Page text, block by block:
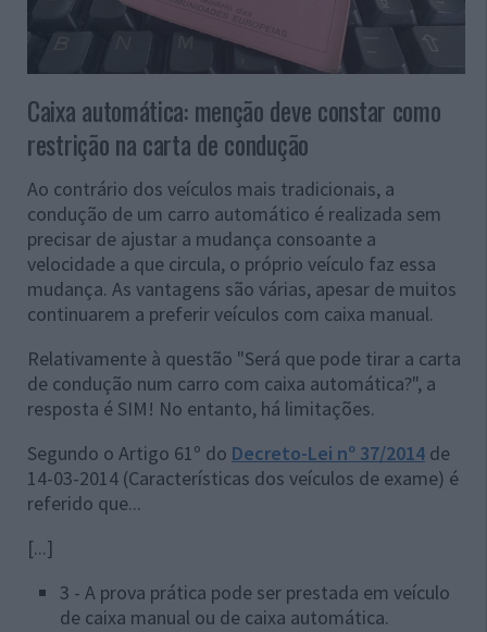
Caixa automática: menção deve constar como
restrição na carta de condução
Ao contrário dos veículos mais tradicionais, a
condução de um carro automático é realizada sem
precisar de ajustar a mudança consoante a
velocidade a que circula, o próprio veículo faz essa
mudança. As vantagens são várias, apesar de muitos
continuarem a preferir veículos com caixa manual.
Relativamente à questão "Será que pode tirar a carta
de condução num carro com caixa automática?", a
resposta é SIM! No entanto, há limitações.
Segundo o Artigo 61º do Decreto-Lei nº 37/2014 de
14-03-2014 (Características dos veículos de exame) é
referido que...
[...]
3 - A prova prática pode ser prestada em veículo
de caixa manual ou de caixa automática.